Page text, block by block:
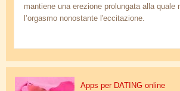
mantiene una erezione prolungata alla quale
l’orgasmo nonostante l'eccitazione.
sex_dating0.jpg
Apps per DATING online